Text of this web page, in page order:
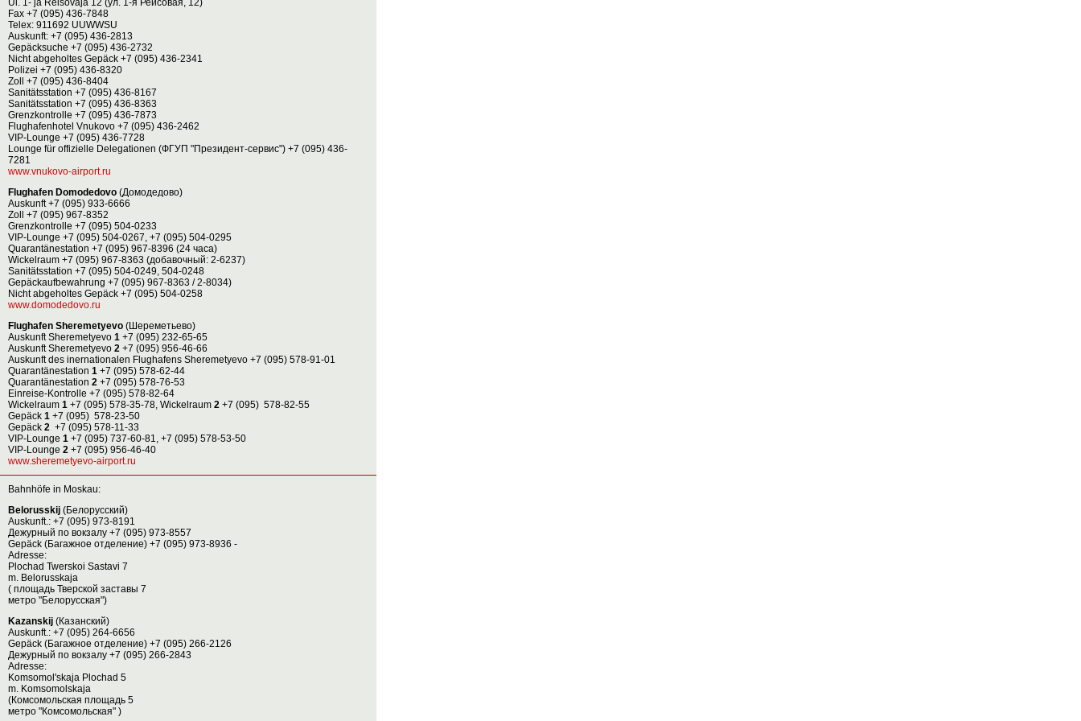
Ul. 1- ja Reisovaja 12 (ул. 1-я Рейсовая, 12)
Fax +7 (095) 436-7848
Telex: 911692 UUWWSU
Auskunft: +7 (095) 436-2813
Gepäcksuche +7 (095) 436-2732
Nicht abgeholtes Gepäck +7 (095) 436-2341
Polizei +7 (095) 436-8320
Zoll +7 (095) 436-8404
Sanitätsstation +7 (095) 436-8167
Sanitätsstation +7 (095) 436-8363
Grenzkontrolle +7 (095) 436-7873
Flughafenhotel Vnukovo +7 (095) 436-2462
VIP-Lounge +7 (095) 436-7728
Lounge für offizielle Delegationen (ФГУП "Президент-сервис") +7 (095) 436-
7281
www.vnukovo-airport.ru
Flughafen Domodedovo (Домодедово)
Auskunft +7 (095) 933-6666
Zoll +7 (095) 967-8352
Grenzkontrolle +7 (095) 504-0233
VIP-Lounge +7 (095) 504-0267, +7 (095) 504-0295
Quarantänestation +7 (095) 967-8396 (24 часа)
Wickelraum +7 (095) 967-8363 (добавочный: 2-6237)
Sanitätsstation +7 (095) 504-0249, 504-0248
Gepäckaufbewahrung +7 (095) 967-8363 / 2-8034)
Nicht abgeholtes Gepäck +7 (095) 504-0258
www.domodedovo.ru
Flughafen Sheremetyevo (Шереметьево)
Auskunft Sheremetyevo 1 +7 (095) 232-65-65
Auskunft Sheremetyevo 2 +7 (095) 956-46-66
Auskunft des inernationalen Flughafens Sheremetyevo +7 (095) 578-91-01
Quarantänestation 1 +7 (095) 578-62-44
Quarantänestation 2 +7 (095) 578-76-53
Einreise-Kontrolle +7 (095) 578-82-64
Wickelraum 1 +7 (095) 578-35-78, Wickelraum 2 +7 (095) 578-82-55
Gepäck 1 +7 (095) 578-23-50
Gepäck 2 +7 (095) 578-11-33
VIP-Lounge 1 +7 (095) 737-60-81, +7 (095) 578-53-50
VIP-Lounge 2 +7 (095) 956-46-40
www.sheremetyevo-airport.ru
Bahnhöfe in Moskau:
Belorusskij (Белорусский)
Auskunft.: +7 (095) 973-8191
Дежурный по вокзалу +7 (095) 973-8557
Gepäck (Багажное отделение) +7 (095) 973-8936 -
Adresse:
Plochad Twerskoi Sastavi 7
m. Belorusskaja
( площадь Тверской заставы 7
метро "Белорусская")
Kazanskij (Казанский)
Auskunft.: +7 (095) 264-6656
Gepäck (Багажное отделение) +7 (095) 266-2126
Дежурный по вокзалу +7 (095) 266-2843
Adresse:
Komsomol'skaja Plochad 5
m. Komsomolskaja
(Комсомольская площадь 5
метро "Комсомольская" )